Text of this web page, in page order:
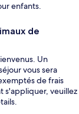
enfants.
de
Un
vous sera
de frais
s'appliquer, veuillez